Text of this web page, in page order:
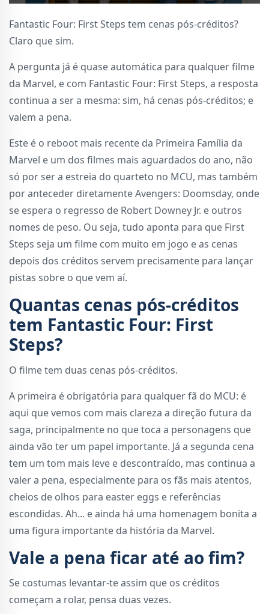
Fantastic Four: First Steps tem cenas pós-créditos?
Claro que sim.
A pergunta já é quase automática para qualquer filme
da Marvel, e com Fantastic Four: First Steps, a resposta
continua a ser a mesma: sim, há cenas pós-créditos; e
valem a pena.
Este é o reboot mais recente da Primeira Família da
Marvel e um dos filmes mais aguardados do ano, não
só por ser a estreia do quarteto no MCU, mas também
por anteceder diretamente Avengers: Doomsday, onde
se espera o regresso de Robert Downey Jr. e outros
nomes de peso. Ou seja, tudo aponta para que First
Steps seja um filme com muito em jogo e as cenas
depois dos créditos servem precisamente para lançar
pistas sobre o que vem aí.
Quantas cenas pós-créditos
tem Fantastic Four: First
Steps?
O filme tem duas cenas pós-créditos.
A primeira é obrigatória para qualquer fã do MCU: é
aqui que vemos com mais clareza a direção futura da
saga, principalmente no que toca a personagens que
ainda vão ter um papel importante. Já a segunda cena
tem um tom mais leve e descontraído, mas continua a
valer a pena, especialmente para os fãs mais atentos,
cheios de olhos para easter eggs e referências
escondidas. Ah... e ainda há uma homenagem bonita a
uma figura importante da história da Marvel.
Vale a pena ficar até ao fim?
Se costumas levantar-te assim que os créditos
começam a rolar, pensa duas vezes.